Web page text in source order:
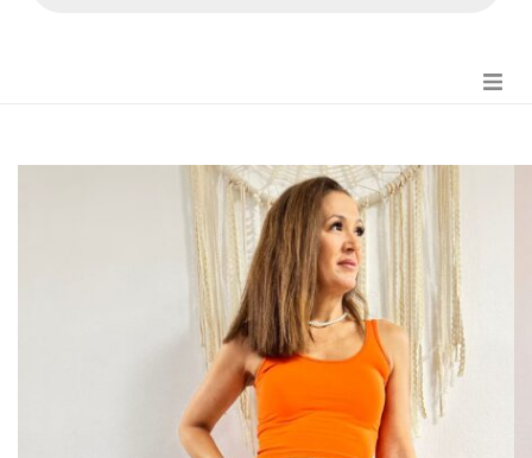
FIANZA TIKTOK
MODA CHICA
BEAUTY
PERFUMES